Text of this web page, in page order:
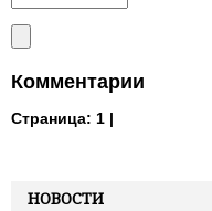
НОВОСТИ
Комментарии
Страница: 1 |